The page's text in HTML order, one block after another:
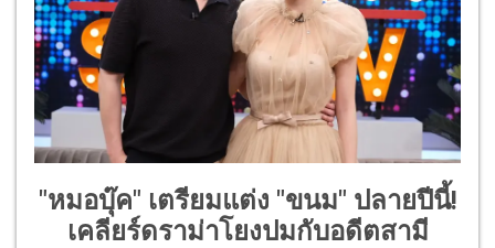
"หมอบุ๊ค" เตรียมแต่ง "ขนม" ปลายปีนี้!
เคลียร์ดราม่าโยงปมกับอดีตสามี